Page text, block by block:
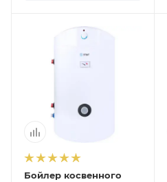
Бойлер косвенного